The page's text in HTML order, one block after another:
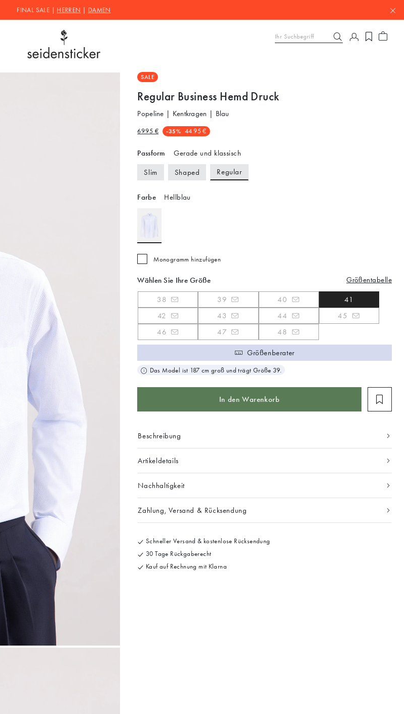
FINAL SALE | HERREN DAMEN
SALE
Regular Business Hemd Druck
Popeline | Kentkragen | Blau
69.95 € -35% 44.95 €
Passform Gerade und klassisch
Slim Shaped Regular
Farbe Hellblau
Monogramm hinzufügen
Wählen Sie Ihre Größe Größentabelle
38 39 40
41
42
43 44
45
46
47 48
Größenberater
Das Model ist 187 cm groß und trägt Größe 39.
In den Warenkorb
Beschreibung
Artikeldetails
Nachhaltigkeit
Zahlung, Versand & Rücksendung
Schneller Versand & kostenlose Rücksendung
30 Tage Rückgaberecht
Kauf auf Rechnung mit Klarna